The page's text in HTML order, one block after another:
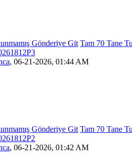
Tam 70 Tane
, 06-21-2026, 01:44 AM
Tam 70 Tane
, 06-21-2026, 01:42 AM